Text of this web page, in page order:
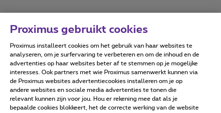
Forumvoorwaarden Accessibility statement
Alle rechten voorbehouden. © Proximus
Proximus gebruikt cookies
Proximus installeert cookies om het gebruik van haar websites te
analyseren, om je surfervaring te verbeteren en om de inhoud en de
advertenties op haar websites beter af te stemmen op je mogelijke
interesses. Ook partners met wie Proximus samenwerkt kunnen via
de Proximus websites advertentiecookies installeren om je op
andere websites en sociale media advertenties te tonen die
relevant kunnen zijn voor jou. Hou er rekening mee dat als je
bepaalde cookies blokkeert, het de correcte werking van de website